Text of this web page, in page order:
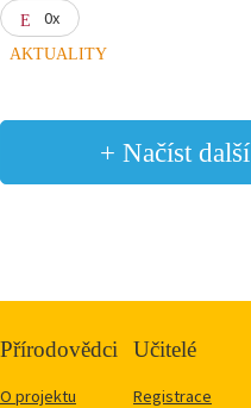
0x
AKTUALITY
+ Načíst další
Přírodovědci
O projektu
Učitelé
Registrace